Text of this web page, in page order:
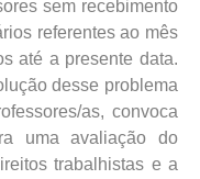
sem recebimento
referentes ao mês
até a presente data.
desse problema
as, convoca
uma avaliação do
trabalhistas e a